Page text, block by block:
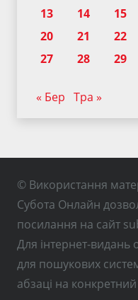
13
14 15
20
21 22
27
28 29
« Бер Тра »
© Використання
Субота Онлайн
посилання на сайт
Для інтернет-видань
для пошукових
абзаці на